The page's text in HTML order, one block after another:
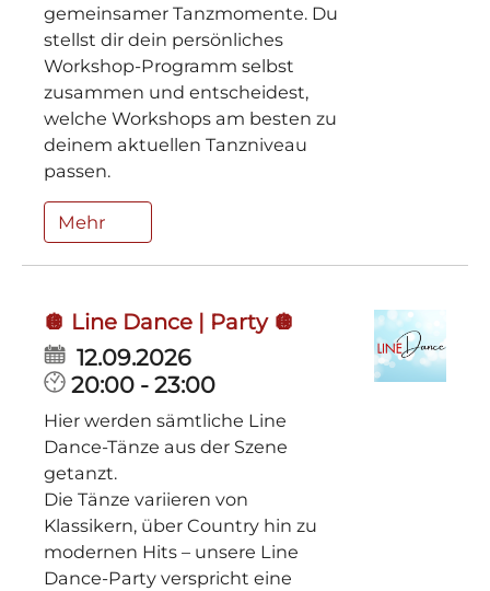
gemeinsamer Tanzmomente. Du
stellst dir dein persönliches
Workshop-Programm selbst
zusammen und entscheidest,
welche Workshops am besten zu
deinem aktuellen Tanzniveau
passen.
Mehr
🪩 Line Dance | Party 🪩
12.09.2026
20:00 - 23:00
Hier werden sämtliche Line
Dance-Tänze aus der Szene
getanzt.
Die Tänze variieren von
Klassikern, über Country hin zu
modernen Hits ­– unsere Line
Dance-Party verspricht eine